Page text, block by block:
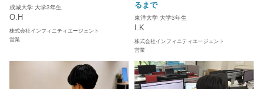
成城大学 大学3年生
O.H
株式会社インフィニティエージェント
営業
るまで
東洋大学 大学3年生
I.K
株式会社インフィニティエージェント
営業